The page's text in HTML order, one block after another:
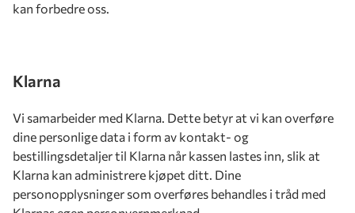
kan forbedre oss.
Klarna
Vi samarbeider med Klarna. Dette betyr at vi kan overføre
dine personlige data i form av kontakt- og
bestillingsdetaljer til Klarna når kassen lastes inn, slik at
Klarna kan administrere kjøpet ditt. Dine
personopplysninger som overføres behandles i tråd med